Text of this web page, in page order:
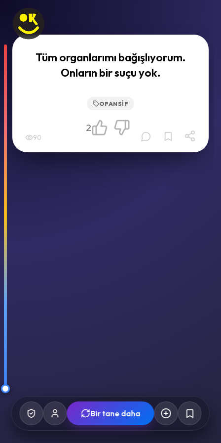
Tüm organlarımı bağışlıyorum.
Onların bir suçu yok.
OFANSIF
90
2
Bir tane daha